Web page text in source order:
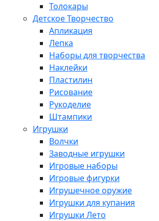
Толокары
Детское Творчество
Апликация
Лепка
Наборы для творчества
Наклейки
Пластилин
Рисование
Рукоделие
Штампики
Игрушки
Волчки
Заводные игрушки
Игровые наборы
Игровые фигурки
Игрушечное оружие
Игрушки для купания
Игрушки Лето